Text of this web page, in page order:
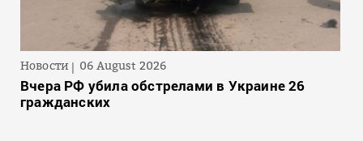
Новости 06 August 2026
Вчера РФ убила обстрелами в Украине 26
гражданских